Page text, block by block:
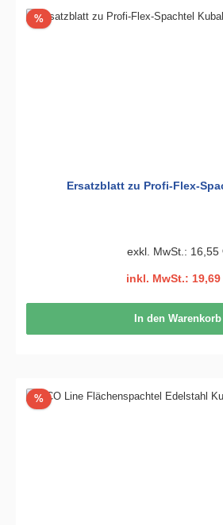
%Rabatt
Ersatzblatt zu Profi-Flex-
exkl. MwSt.: 16,55
inkl. MwSt.: 19,69
In den Warenkorb
%Rabatt